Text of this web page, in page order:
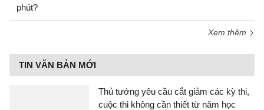
phút?
Xem thêm
TIN VĂN BẢN MỚI
Thủ tướng yêu cầu cắt giảm các kỳ thi,
cuộc thi không cần thiết từ năm học